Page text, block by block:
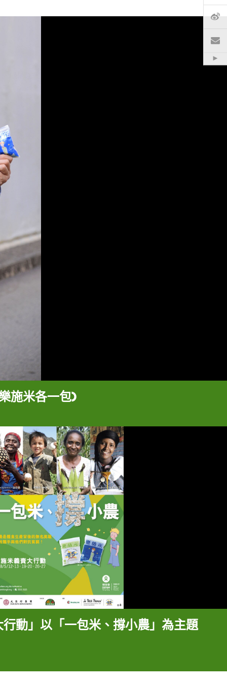
施米各一包)
動」以「一包米、撐小農」為主題